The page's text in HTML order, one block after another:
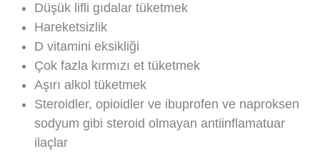
Düşük lifli gıdalar tüketmek
Hareketsizlik
D vitamini eksikliği
Çok fazla kırmızı et tüketmek
Aşırı alkol tüketmek
Steroidler, opioidler ve ibuprofen ve naproksen
sodyum gibi steroid olmayan antiinflamatuar
ilaçlar